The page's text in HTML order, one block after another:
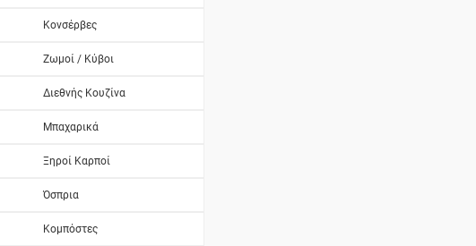
Κονσέρβες
Ζωμοί / Κύβοι
Διεθνής Κουζίνα
Μπαχαρικά
Ξηροί Καρποί
Όσπρια
Κομπόστες